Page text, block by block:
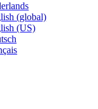
(global)
(US)